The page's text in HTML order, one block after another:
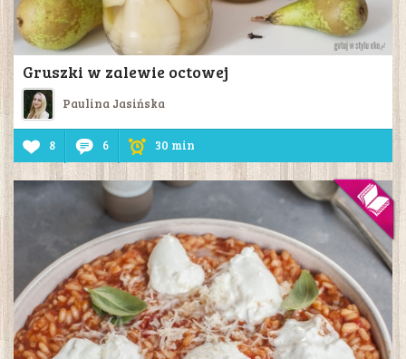
Gruszki w zalewie octowej
Paulina Jasińska
8 6 30 min